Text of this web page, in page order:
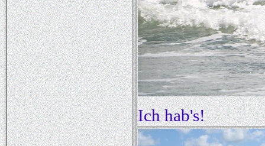
Ich hab's!